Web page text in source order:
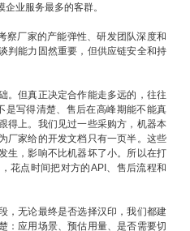
业服务最多的客群。
察厂家的产能弹性、研发团队深度和
判能力固然重要，但供应链安全和持
。但真正决定合作能走多远的，往往
是写得清楚、售后在高峰期能不能真
得上。我们见过一些采购方，机器本
厂家给的开发文档只有一页半。这些
生，影响不比机器坏了小。所以在打
花点时间把对方的API、售后流程和
，无论最终是否选择汉印，我们都建
：应用场景、预估用量、是否需要切